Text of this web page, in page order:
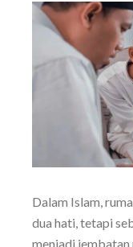
Dalam Islam,
dua hati, tetapi
menjadi jembatan